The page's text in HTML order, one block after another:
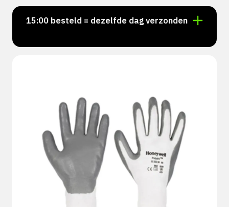
15:00 besteld = dezelfde dag verzonden